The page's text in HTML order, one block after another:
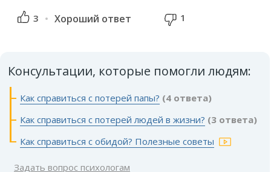
3 Хороший ответ 1
Консультации, которые помогли людям:
Как справиться с потерей папы? (4 ответа)
Как справиться с потерей людей в жизни? (3 ответа)
Как справиться с обидой? Полезные советы
Задать вопрос психологам